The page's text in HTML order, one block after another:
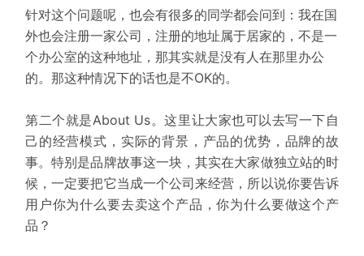
针对这个问题呢，也会有很多的同学都会问到：我在国
外也会注册一家公司，注册的地址属于居家的，不是一
个办公室的这种地址，那其实就是没有人在那里办公
的。那这种情况下的话也是不OK的。
第二个就是About Us。这里让大家也可以去写一下自
己的经营模式，实际的背景，产品的优势，品牌的故
事。特别是品牌故事这一块，其实在大家做独立站的时
候，一定要把它当成一个公司来经营，所以说你要告诉
用户你为什么要去卖这个产品，你为什么要做这个产
品？